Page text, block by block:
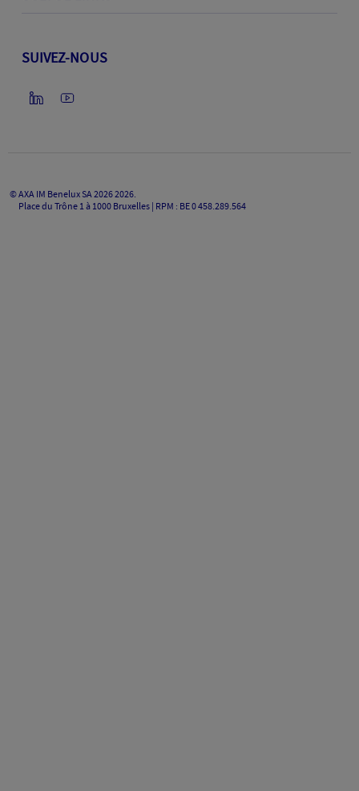
SUIVEZ-NOUS
©AXA IM Benelux SA 20262026.
Place du Trône 1 à 1000 Bruxelles | RPM : BE 0 458.289.564